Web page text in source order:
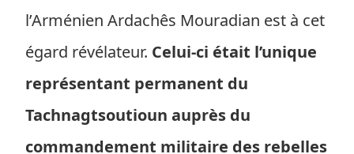
l’Arménien Ardachês Mouradian est à cet
égard révélateur. Celui-ci était l’unique
représentant permanent du
Tachnagtsoutioun auprès du
commandement militaire des rebelles